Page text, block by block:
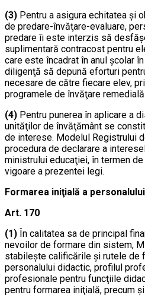
(3) Pentru a asigura echitatea şi
de predare-învăţare-evaluare,
predare îi este interzis să
suplimentară contracost pentru
care este încadrat în anul şcolar
diligenţă să depună eforturi
necesare de către fiecare elev,
programele de învăţare remedială.
(4) Pentru punerea în aplicare a
unităţilor de învăţământ se
de interese. Modelul Registrului
procedura de declarare a
ministrului educaţiei, în termen
vigoare a prezentei legi.
Formarea iniţială a
Art. 170
(1) În calitatea sa de principal
nevoilor de formare din sistem,
stabileşte calificările şi rutele de
personalului didactic, profilul
profesionale pentru funcţiile
pentru formarea iniţială, precum